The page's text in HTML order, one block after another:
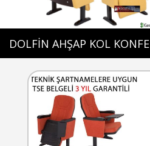
DOLFİN AHŞAP KOL